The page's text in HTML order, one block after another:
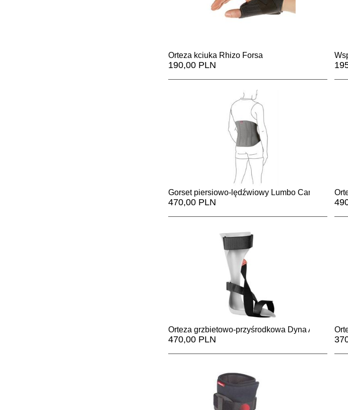
Orteza kciuka Rhizo Forsa
190,00 PLN
Gorset piersiowo-lędźwiowy Lumbo Carezza High
470,00 PLN
Orteza grzbietowo-przyśrodkowa Dyna Ankle
470,00 PLN